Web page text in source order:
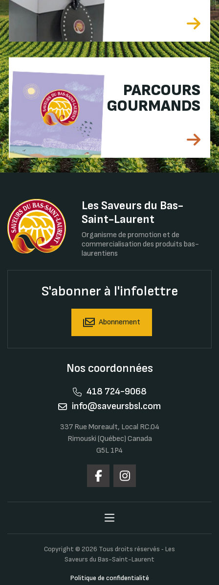
PARCOURS
GOURMANDS
Les Saveurs du Bas-
Saint-Laurent
Organisme de promotion et de
commercialisation des produits bas-
laurentiens
S'abonner à l'infolettre
Abonnement
Nos coordonnées
418 724-9068
info@saveursbsl.com
337 Rue Moreault, Local RC.04
Rimouski (Québec) Canada
G5L 1P4
Copyright © 2026 Tous droits réservés ‐ Les
Saveurs du Bas-Saint-Laurent
Politique de confidentialité